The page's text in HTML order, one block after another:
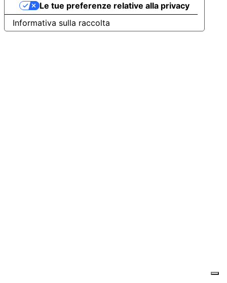
Informativa sulla raccolta
Le tue preferenze relative alla privacy